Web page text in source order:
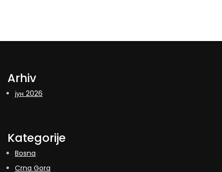
Arhiv
јун 2026
Kategorije
Bosna
Crna Gora